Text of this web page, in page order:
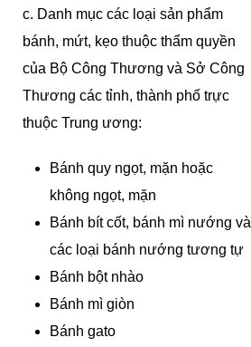
c. Danh mục các loại sản phẩm
bánh, mứt, kẹo thuộc thẩm quyền
của Bộ Công Thương và Sở Công
Thương các tỉnh, thành phố trực
thuộc Trung ương:
Bánh quy ngọt, mặn hoặc
không ngọt, mặn
Bánh bít cốt, bánh mì nướng và
các loại bánh nướng tương tự
Bánh bột nhào
Bánh mì giòn
Bánh gato